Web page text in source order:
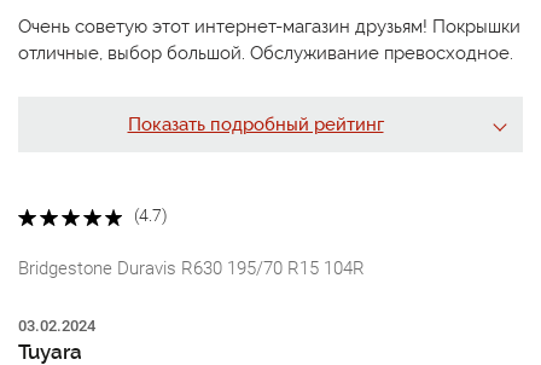
Очень советую этот интернет-магазин друзьям! Покрышки
отличные, выбор большой. Обслуживание превосходное.
Показать подробный рейтинг
(4.7)
Bridgestone Duravis R630 195/70 R15 104R
03.02.2024
Tuyara